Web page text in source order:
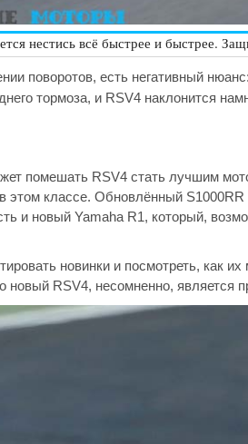
нестись всё быстрее и быстрее.
поворотов, есть негативный
тормоза, и RSV4 наклонится
помешать RSV4 стать лучшим
этом классе. Обновлённый
и новый Yamaha R1, который,
новинки и посмотреть, как
новый RSV4, несомненно, является